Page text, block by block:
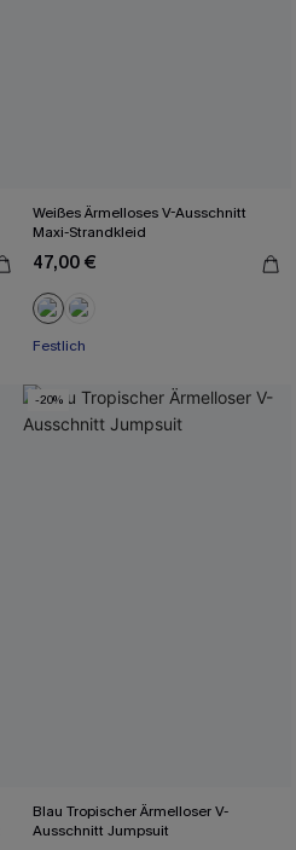
Weißes Ärmelloses V-Ausschnitt
Maxi-Strandkleid
47,00 €
Festlich
-20%
Blau Tropischer Ärmelloser V-
Ausschnitt Jumpsuit